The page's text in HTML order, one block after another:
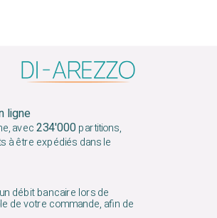
ligne
avec234'000partitions,
à être expédiés dans le
débit bancaire lors de
de votre commande, afin de